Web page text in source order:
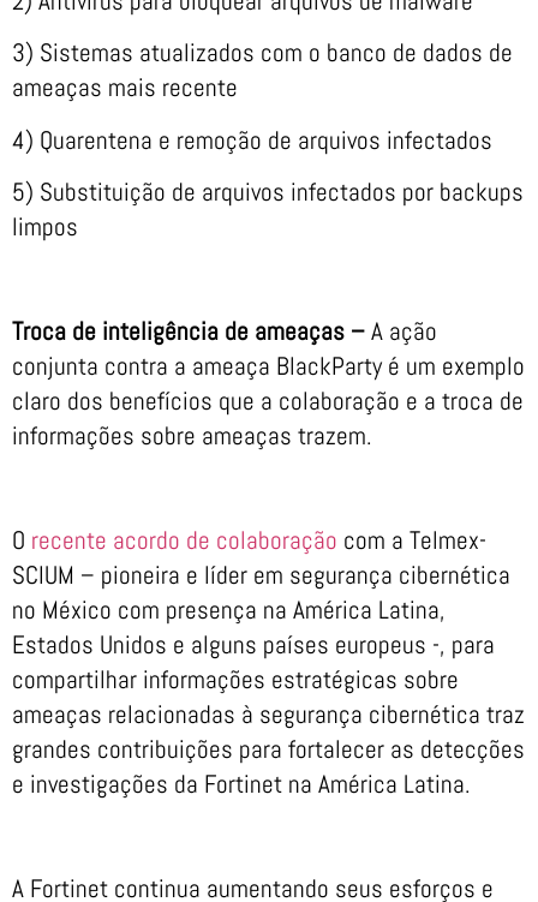
3) Sistemas atualizados com o banco de dados de
ameaças mais recente
4) Quarentena e remoção de arquivos infectados
5) Substituição de arquivos infectados por backups
limpos
Troca de inteligência de ameaças –A ação
conjunta contra a ameaça BlackParty é um exemplo
claro dos benefícios que a colaboração e a troca de
informações sobre ameaças trazem.
O recente acordo de colaboração com a Telmex-
SCIUM – pioneira e líder em segurança cibernética
no México com presença na América Latina,
Estados Unidos e alguns países europeus -, para
compartilhar informações estratégicas sobre
ameaças relacionadas à segurança cibernética traz
grandes contribuições para fortalecer as detecções
e investigações da Fortinet na América Latina.
A Fortinet continua aumentando seus esforços e